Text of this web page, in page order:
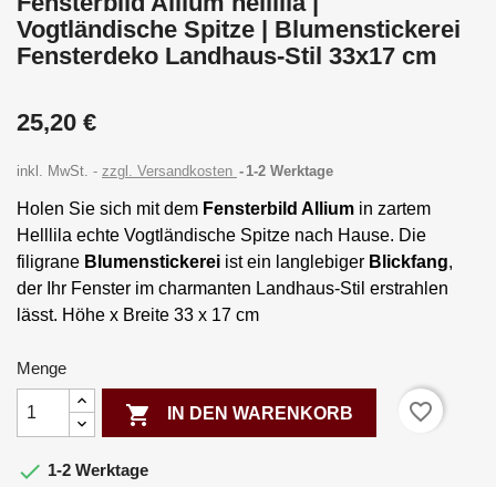
Vogtländische Spitze | Blumenstickerei
Fensterdeko Landhaus-Stil 33x17 cm
25,20 €
inkl. MwSt. zzgl. Versandkosten 1-2 Werktage
Holen Sie sich mit dem Fensterbild Allium in zartem
Helllila echte Vogtländische Spitze nach Hause. Die
filigrane Blumenstickerei ist ein langlebiger Blickfang,
der Ihr Fenster im charmanten Landhaus-Stil erstrahlen
lässt. Höhe x Breite 33 x 17 cm
Menge
 IN DEN WARENKORB favorite_border
 1-2 Werktage